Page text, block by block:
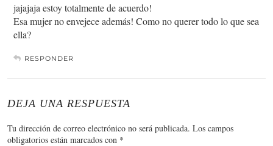
jajajaja estoy totalmente de acuerdo!
Esa mujer no envejece además! Como no querer todo lo que sea
ella?
RESPONDER
DEJA UNA RESPUESTA
Tu dirección de correo electrónico no será publicada. Los campos
obligatorios están marcados con *